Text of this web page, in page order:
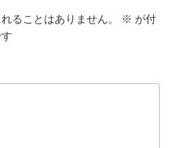
ることはありません。 ※ が付